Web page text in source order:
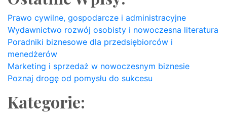
Prawo cywilne, gospodarcze i administracyjne
Wydawnictwo rozwój osobisty i nowoczesna literatura
Poradniki biznesowe dla przedsiębiorców i
menedżerów
Marketing i sprzedaż w nowoczesnym biznesie
Poznaj drogę od pomysłu do sukcesu
Kategorie: